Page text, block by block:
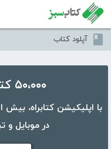
آپلود کتاب
۵۰،۰۰۰ کتاب در موبایل شما
در موبایل و